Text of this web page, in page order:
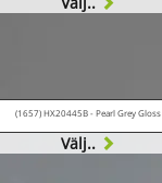
(1657) HX20445B - Pearl Grey Gloss
Välj..